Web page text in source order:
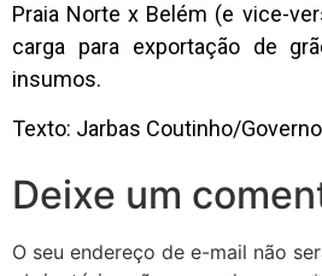
Praia Norte x Belém (e vice-
carga para exportação de
insumos.
Texto: Jarbas Coutinho/
Deixe um
O seu endereço de e-mail não